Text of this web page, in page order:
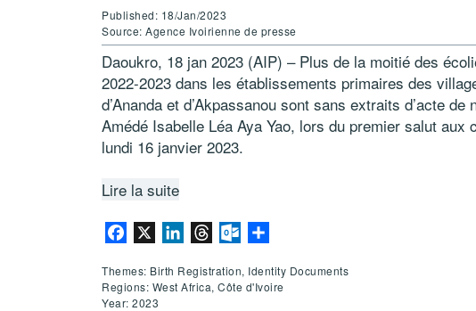
Published: 18/Jan/2023
Source: Agence Ivoirienne de presse
Daoukro, 18 jan 2023 (AIP) – Plus de la moitié des
2022-2023 dans les établissements primaires des
d’Ananda et d’Akpassanou sont sans extraits d’acte
Amédé Isabelle Léa Aya Yao, lors du premier salut aux
lundi 16 janvier 2023.
Lire la suite
Facebook LinkedInThreadsOutlook.com
Themes: Birth Registration, Identity Documents
Regions: West Africa, Côte d'Ivoire
Year: 2023